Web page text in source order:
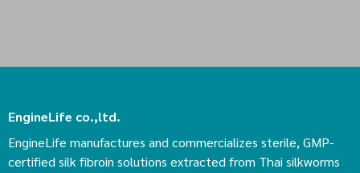
EngineLife co.,ltd.
EngineLife manufactures and commercializes sterile, GMP-
certified silk fibroin solutions extracted from Thai silkworms